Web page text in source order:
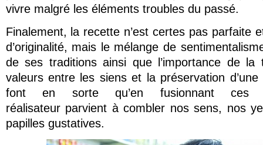
vivre malgré les éléments troubles du passé.
Finalement, la recette n’est certes pas parfaite
d’originalité, mais le mélange de
de ses traditions ainsi que l’importance de la
valeurs entre les siens et la préservation d’une
font en sorte qu’en fusionnant ces
réalisateur parvient à combler nos sens, nos
papilles gustatives.